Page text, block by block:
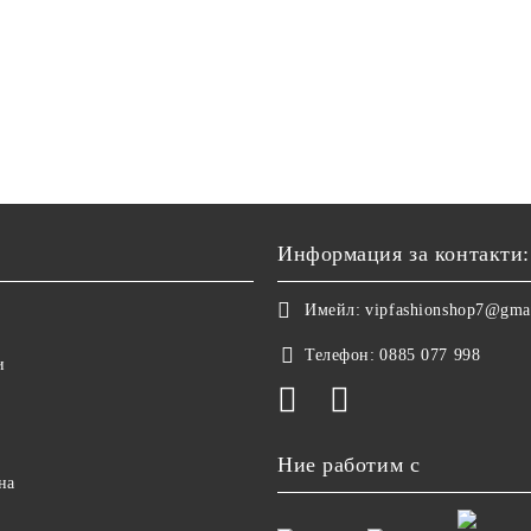
Информация за контакти:
Имейл:
Телефон: 0885 077 998
Ние работим с